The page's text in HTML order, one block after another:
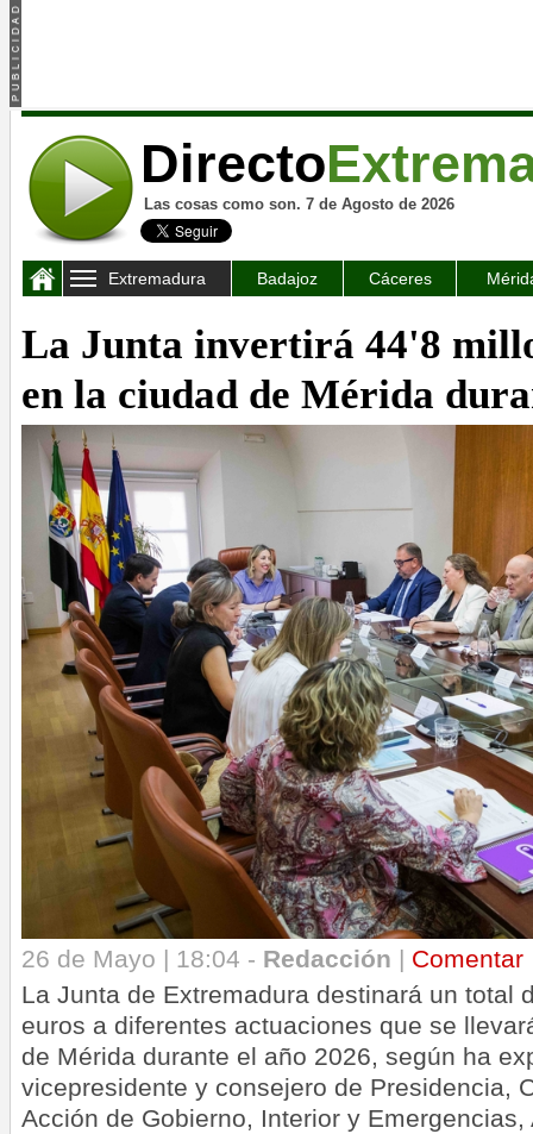
Directo
Las cosas como son. 7 de Agosto de 2026
Extremadura Badajoz Cáceres
La Junta invertirá 44'8
en la ciudad de Mérida
26 de Mayo | 18:04 - Redacción | Comentar
La Junta de Extremadura destinará un total
euros a diferentes actuaciones que se
de Mérida durante el año 2026, según ha
vicepresidente y consejero de Presidencia,
Acción de Gobierno, Interior y